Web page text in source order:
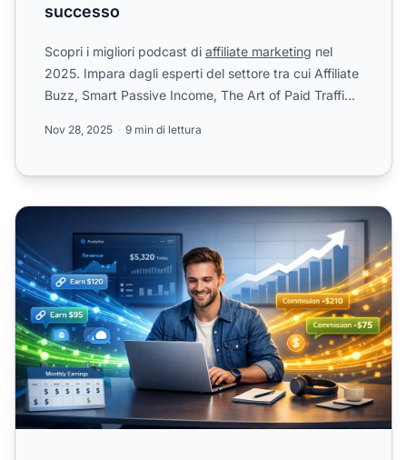
successo
Scopri i migliori podcast di affiliate marketing nel
2025. Impara dagli esperti del settore tra cui Affiliate
Buzz, Smart Passive Income, The Art of Paid Traffi...
Nov 28, 2025 9 min di lettura
Affiliate marketing per creator e blogger: vantaggi